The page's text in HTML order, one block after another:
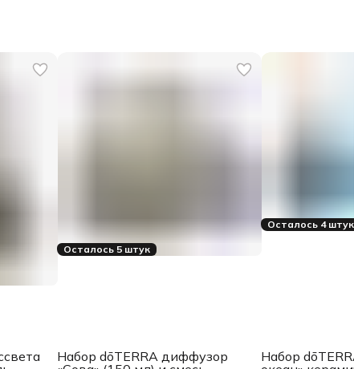
Осталось 5 штук
Набор dōTERRA диффузор
Осталось 4
Набор